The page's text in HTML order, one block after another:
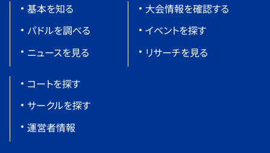
基本を知る
パドルを調べる
ニュースを見る
大会情報を確認する
イベントを探す
リサーチを見る
コートを探す
サークルを探す
運営者情報